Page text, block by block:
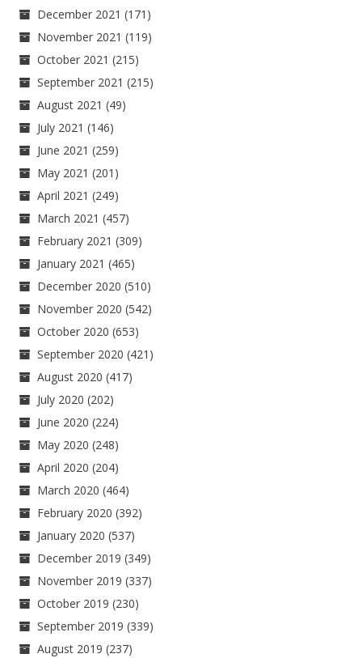
December 2021 (171)
November 2021 (119)
October 2021 (215)
September 2021 (215)
August 2021 (49)
July 2021 (146)
June 2021 (259)
May 2021 (201)
April 2021 (249)
March 2021 (457)
February 2021 (309)
January 2021 (465)
December 2020 (510)
November 2020 (542)
October 2020 (653)
September 2020 (421)
August 2020 (417)
July 2020 (202)
June 2020 (224)
May 2020 (248)
April 2020 (204)
March 2020 (464)
February 2020 (392)
January 2020 (537)
December 2019 (349)
November 2019 (337)
October 2019 (230)
September 2019 (339)
August 2019 (237)